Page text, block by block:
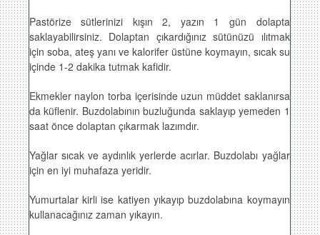
Pastörize sütlerinizi kışın 2, yazın 1 gün dolapta
saklayabilirsiniz. Dolaptan çıkardığınız sütünüzü ılıtmak
için soba, ateş yanı ve kalorifer üstüne koymayın, sıcak su
içinde 1-2 dakika tutmak kafidir.
Ekmekler naylon torba içerisinde uzun müddet saklanırsa
da küflenir. Buzdolabının buzluğunda saklayıp yemeden 1
saat önce dolaptan çıkarmak lazımdır.
Yağlar sıcak ve aydınlık yerlerde acırlar. Buzdolabı yağlar
için en iyi muhafaza yeridir.
Yumurtalar kirli ise katiyen yıkayıp buzdolabına koymayın
kullanacağınız zaman yıkayın.